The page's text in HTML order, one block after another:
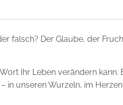
falsch? Der Glaube, der
Ihr Leben verändern
unseren Wurzeln, im